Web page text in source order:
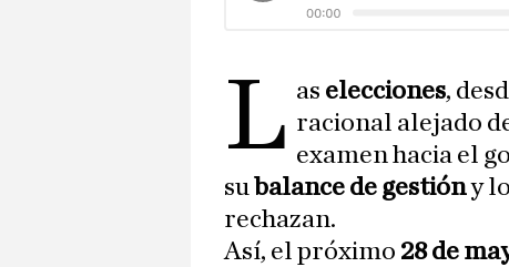
L as elecciones,
racional alejado
examen hacia el
subalance de gestióny
rechazan.
Así, el próximo 28 de